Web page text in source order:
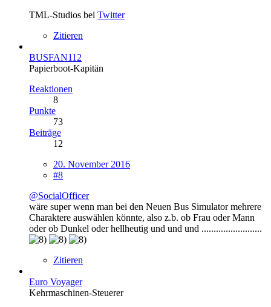
TML-Studios bei Twitter
Zitieren
BUSFAN112
Papierboot-Kapitän
Reaktionen
8
Punkte
73
Beiträge
12
20. November 2016
#8
@SocialOfficer
wäre super wenn man bei den Neuen Bus Simulator mehrere
Charaktere auswählen könnte, also z.b. ob Frau oder Mann
oder ob Dunkel oder hellheutig und und und .........................
Zitieren
Euro Voyager
Kehrmaschinen-Steuerer